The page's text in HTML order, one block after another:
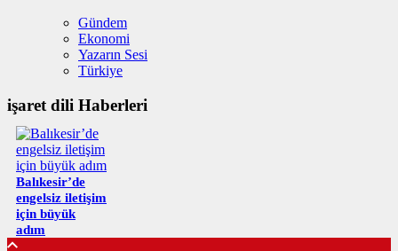
Gündem
Ekonomi
Yazarın Sesi
Türkiye
işaret dili Haberleri
Balıkesir’de
engelsiz iletişim
için büyük
adım